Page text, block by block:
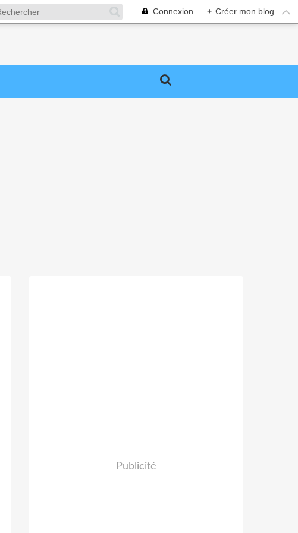
Connexion + Créer mon blog
Publicité